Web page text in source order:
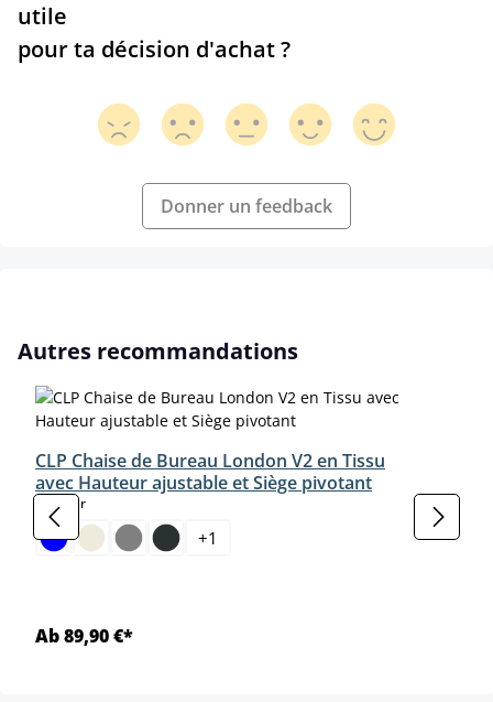
utile
pour ta décision d'achat ?
Donner un feedback
Ignorer la galerie de produits
Autres recommandations
CLP Chaise de Bureau London V2 en Tissu
avec Hauteur ajustable et Siège pivotant
Couleurselect
+1
Ab 89,90 €*